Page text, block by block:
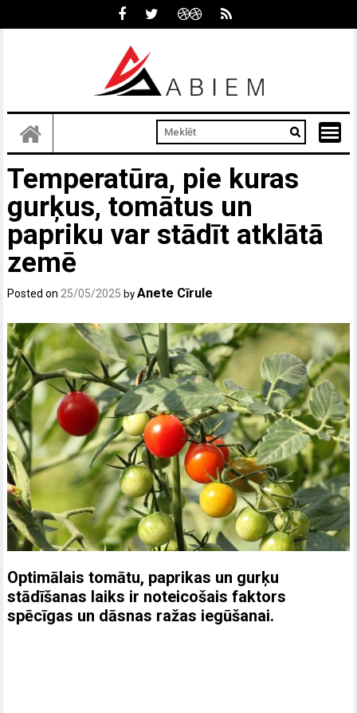
Temperatūra, pie kuras
gurķus, tomātus un
papriku var stādīt atklātā
zemē
Posted on25/05/2025 byAnete Cīrule
Optimālais tomātu, paprikas un gurķu
stādīšanas laiks ir noteicošais faktors
spēcīgas un dāsnas ražas iegūšanai.